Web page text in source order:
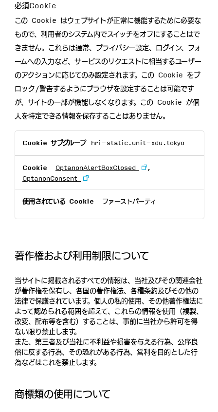
必須Cookie
この Cookie はウェブサイトが正常に機能するために必要な
もので、利用者のシステム内でスイッチをオフにすることはで
きません。これらは通常、プライバシー設定、ログイン、フォ
ームへの入力など、サービスのリクエストに相当するユーザー
のアクションに応じてのみ設定されます。この Cookie をブ
ロック/警告するようにブラウザを設定することは可能です
が、サイトの一部が機能しなくなります。この Cookie が個
人を特定できる情報を保存することはありません。
Cookie
hri-static.unit-xdu.tokyo
OptanonAlertBoxClosed
,
OptanonConsent
ファーストパーティ
著作権および利⽤制限について
当サイトに掲載されるすべての情報は、当社及びその関連会社
が著作権を保有し、各国の著作権法、各種条約及びその他の
法律で保護されています。個人の私的使用、その他著作権法に
よって認められる範囲を超えて、これらの情報を使用（複製、
改変、配布等を含む）することは、事前に当社から許可を得
ない限り禁止します。
また、第三者及び当社に不利益や損害を与える行為、公序良
俗に反する行為、その恐れがある行為、営利を目的とした行
為などはこれを禁止します。
商標類の使用について